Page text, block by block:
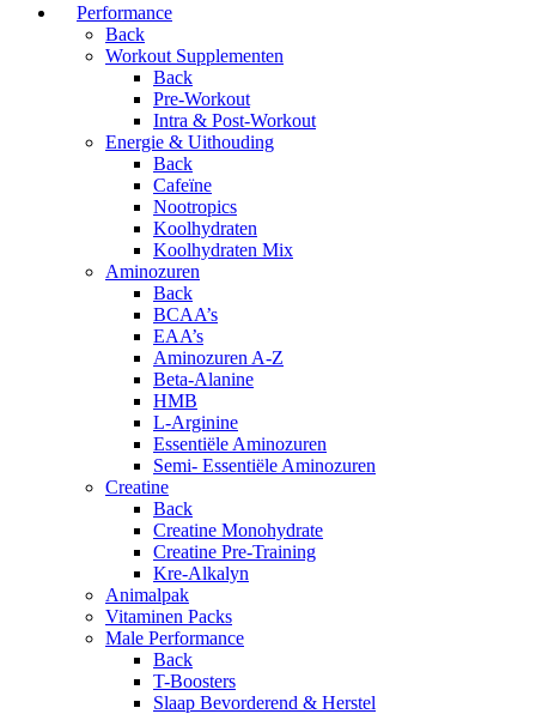
Performance
Back
Workout Supplementen
Back
Pre-Workout
Intra & Post-Workout
Energie & Uithouding
Back
Cafeïne
Nootropics
Koolhydraten
Koolhydraten Mix
Aminozuren
Back
BCAA’s
EAA’s
Aminozuren A-Z
Beta-Alanine
HMB
L-Arginine
Essentiële Aminozuren
Semi- Essentiële Aminozuren
Creatine
Back
Creatine Monohydrate
Creatine Pre-Training
Kre-Alkalyn
Animalpak
Vitaminen Packs
Male Performance
Back
T-Boosters
Slaap Bevorderend & Herstel